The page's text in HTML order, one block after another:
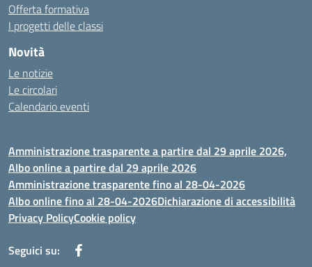
Offerta formativa
I progetti delle classi
Novità
Le notizie
Le circolari
Calendario eventi
Amministrazione trasparente a partire dal 29 aprile 2026,
Albo online a partire dal 29 aprile 2026
Amministrazione trasparente fino al 28-04-2026
Albo online fino al 28-04-2026Dichiarazione di accessibilità
Privacy PolicyCookie policy
Seguici su: